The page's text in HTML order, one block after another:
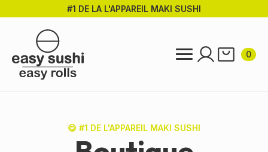
contenu
principal
#1 DE LA L'APPAREIL MAKI SUSHI
0
😋 #1 DE L'APPAREIL MAKI SUSHI